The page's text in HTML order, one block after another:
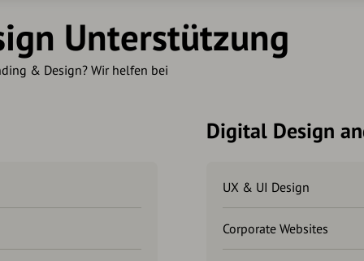
Unterstützung
& Design? ​​​​​​Wir helfen bei
Digital Design
UX & UI Design
Corporate Websites